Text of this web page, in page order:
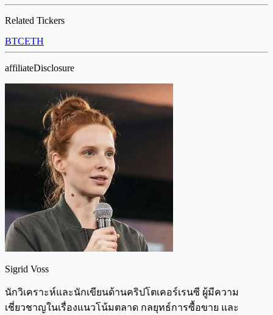
Related Tickers
BTCETH
affiliateDisclosure
Sigrid Voss
นักวิเคราะห์และนักเขียนด้านคริปโตเคอร์เรนซี ผู้มีความ
เชี่ยวชาญในเรื่องแนวโน้มตลาด กลยุทธ์การซื้อขาย และ